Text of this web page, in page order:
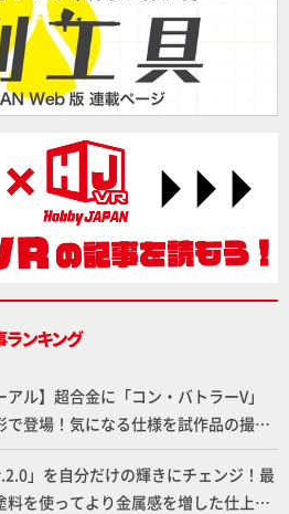
アル】超合金に「コン・バトラーV」
で登場！気になる仕様を試作品の撮り
!!さらに「大鉄人17」＆「ワンエイ
もお届け！【超合金の魂】
」を自分だけの輝きにチェンジ！最
料を使ってより金属感を増した仕上が